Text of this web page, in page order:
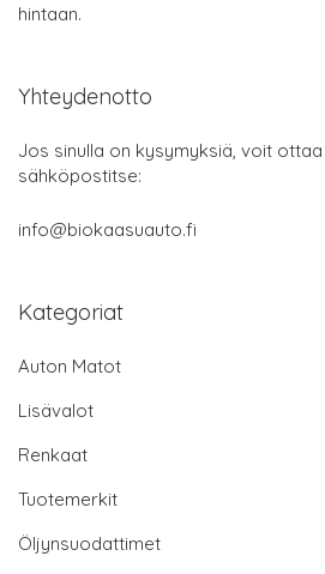
hintaan.
Yhteydenotto
Jos sinulla on kysymyksiä, voit
sähköpostitse:
info@biokaasuauto.fi
Kategoriat
Auton Matot
Lisävalot
Renkaat
Tuotemerkit
Öljynsuodattimet